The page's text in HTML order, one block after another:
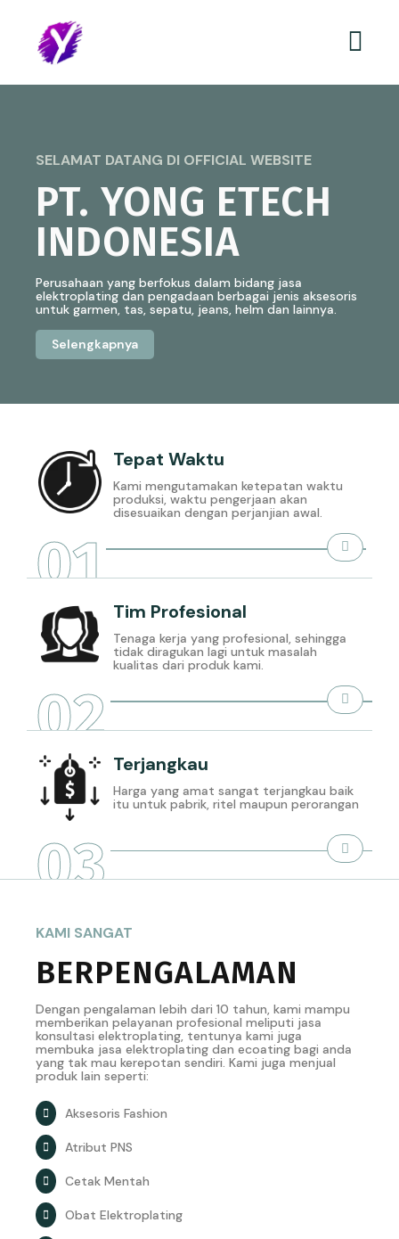
SELAMAT DATANG DI OFFICIAL WEBSITE
PT. YONG ETECH
INDONESIA
Perusahaan yang berfokus dalam bidang jasa
elektroplating dan pengadaan berbagai jenis aksesoris
untuk garmen, tas, sepatu, jeans, helm dan lainnya.
Selengkapnya
Tepat Waktu
Kami mengutamakan ketepatan waktu
produksi, waktu pengerjaan akan
disesuaikan dengan perjanjian awal.
01
Tim Profesional
Tenaga kerja yang profesional, sehingga
tidak diragukan lagi untuk masalah
kualitas dari produk kami.
02
Terjangkau
Harga yang amat sangat terjangkau baik
itu untuk pabrik, ritel maupun perorangan
03
KAMI SANGAT
BERPENGALAMAN
Dengan pengalaman lebih dari 10 tahun, kami mampu
memberikan pelayanan profesional meliputi jasa
konsultasi elektroplating, tentunya kami juga
membuka jasa elektroplating dan ecoating bagi anda
yang tak mau kerepotan sendiri. Kami juga menjual
produk lain seperti:
Aksesoris Fashion
Atribut PNS
Cetak Mentah
Obat Elektroplating